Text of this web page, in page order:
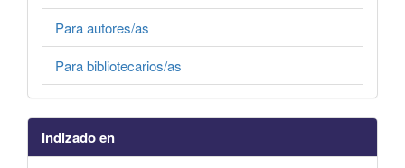
Para autores/as
Para bibliotecarios/as
Indizado en